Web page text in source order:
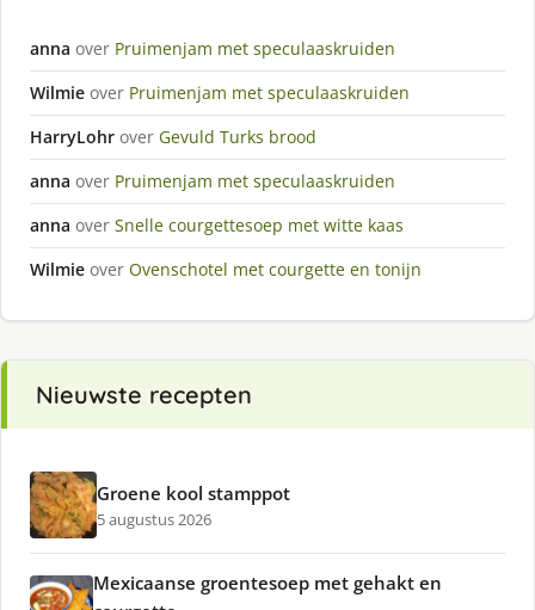
anna over Pruimenjam met speculaaskruiden
Wilmie over Pruimenjam met speculaaskruiden
HarryLohr over Gevuld Turks brood
anna over Pruimenjam met speculaaskruiden
anna over Snelle courgettesoep met witte kaas
Wilmie over Ovenschotel met courgette en tonijn
Nieuwste recepten
Groene kool stamppot
5 augustus 2026
Mexicaanse groentesoep met gehakt en